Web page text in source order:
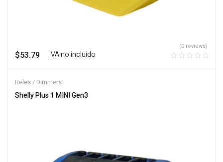
$53.79 ‎ ‎ ‎ IVA no incluido
(0 reviews)
Reles / Dimmers
Shelly Plus 1 MINI Gen3